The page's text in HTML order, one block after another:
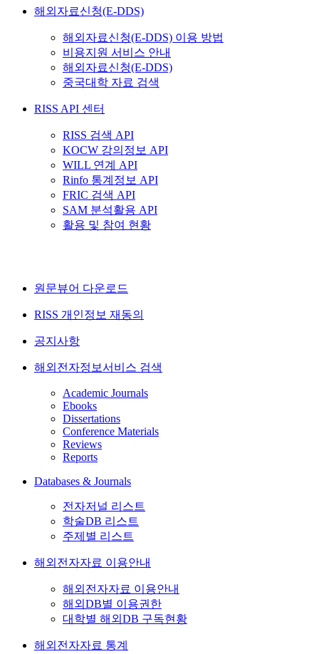
해외자료신청(E-DDS)
해외자료신청(E-DDS) 이용 방법
비용지원 서비스 안내
해외자료신청(E-DDS)
중국대학 자료 검색
RISS API 센터
RISS 검색 API
KOCW 강의정보 API
WILL 연계 API
Rinfo 통계정보 API
FRIC 검색 API
SAM 분석활용 API
활용 및 참여 현황
원문뷰어 다운로드
RISS 개인정보 재동의
공지사항
해외전자정보서비스 검색
Academic Journals
Ebooks
Dissertations
Conference Materials
Reviews
Reports
Databases & Journals
전자저널 리스트
학술DB 리스트
주제별 리스트
해외전자자료 이용안내
해외전자자료 이용안내
해외DB별 이용권한
대학별 해외DB 구독현황
해외전자자료 통계